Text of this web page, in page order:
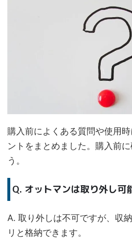
購入前によくある質問や使用
ントをまとめました。購入前
う。
Q. オットマンは取り外し可
A. 取り外しは不可ですが、収
リと格納できます。